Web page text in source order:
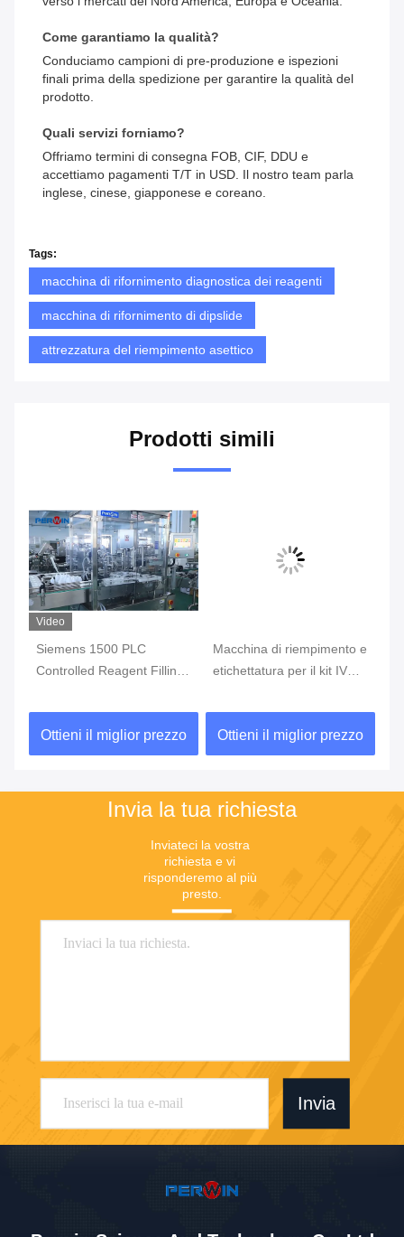
Come garantiamo la qualità?
Conduciamo campioni di pre-produzione e ispezioni
finali prima della spedizione per garantire la qualità del
prodotto.
Quali servizi forniamo?
Offriamo termini di consegna FOB, CIF, DDU e
accettiamo pagamenti T/T in USD. Il nostro team parla
inglese, cinese, giapponese e coreano.
Tags:
macchina di rifornimento diagnostica dei reagenti
macchina di rifornimento di dipslide
attrezzatura del riempimento asettico
Prodotti simili
Video
Siemens 1500 PLC
Controlled Reagent Filling
laboratori
Ottieni il miglior prezzo
Macchina di riempimento e
etichettatura per il kit IVD
nucleico
Ottieni il miglior prezzo
Invia la tua richiesta
Inviateci la vostra
richiesta e vi
risponderemo al più
presto.
Invia